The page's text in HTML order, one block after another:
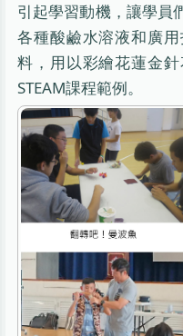
引起學習動機，讓學員
各種酸鹼水溶液和廣
料，用以彩繪花蓮金
STEAM課程範例。